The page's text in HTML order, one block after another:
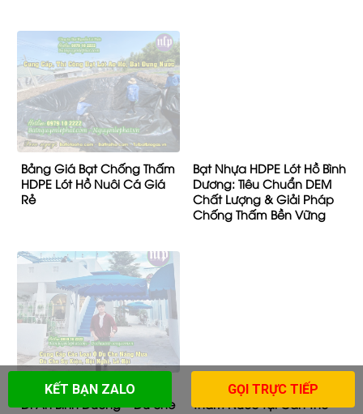
Bảng Giá Bạt Chống Thấm
HDPE Lót Hồ Nuôi Cá Giá
Rẻ
Bạt Nhựa HDPE Lót Hồ Bình
Dương: Tiêu Chuẩn DEM
Chất Lượng & Giải Pháp
Chống Thấm Bền Vững
Dù che nắng ngoài trời tại
Dĩ An Bình Dương – Dù che
Bán Bạt Lót Ao Hồ Chống
Thấm Nước Tại Cần Thơ
KẾT BẠN ZALO GỌI TRỰC TIẾP